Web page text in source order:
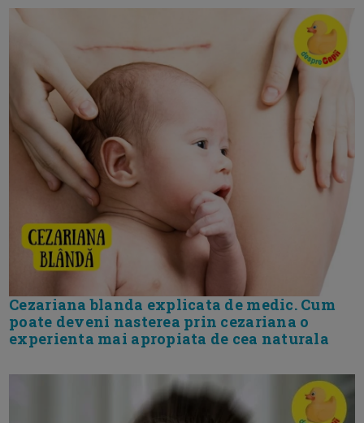
Cezariana blanda explicata de medic. Cum
poate deveni nasterea prin cezariana o
experienta mai apropiata de cea naturala